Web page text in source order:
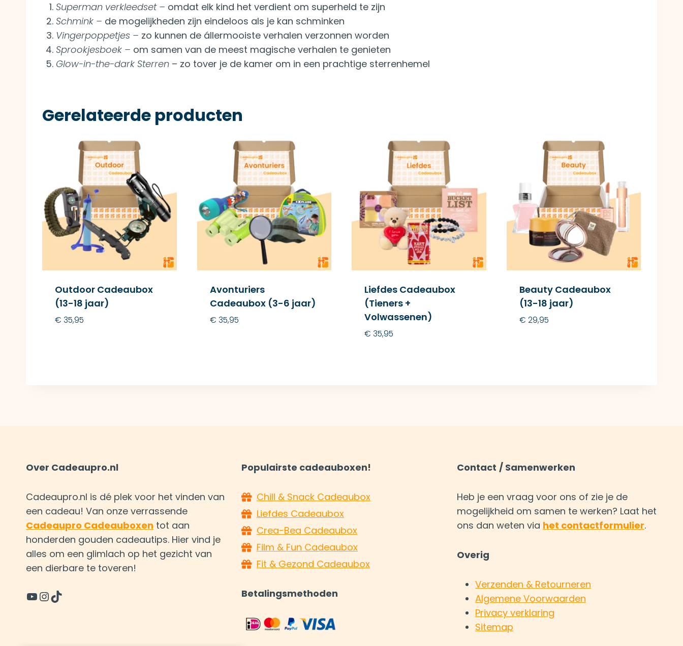
Superman verkleedset – omdat elk kind het verdient om superheld te zijn
Schmink – de mogelijkheden zijn eindeloos als je kan schminken
Vingerpoppetjes – zo kunnen de állermooiste verhalen verzonnen worden
Sprookjesboek – om samen van de meest magische verhalen te genieten
Glow-in-the-dark Sterren – zo tover je de kamer om in een prachtige sterrenhemel
Gerelateerde producten
Outdoor Cadeaubox
(13-18 jaar)
€ 35,95
Avonturiers
Cadeaubox (3-6 jaar)
€ 35,95
Liefdes Cadeaubox
(Tieners +
Volwassenen)
€ 35,95
Beauty Cadeaubox
(13-18 jaar)
€ 29,95
Over Cadeaupro.nl
Cadeaupro.nl is dé plek voor het vinden van
een cadeau! Van onze verrassende
Cadeaupro Cadeauboxen tot aan
honderden gouden cadeautips. Hier vind je
alles om een glimlach op het gezicht van
een dierbare te toveren!
YouTube
Instagram
TikTok
Populairste cadeauboxen!
Chill & Snack Cadeaubox
Liefdes Cadeaubox
Crea-Bea Cadeaubox
Film & Fun Cadeaubox
Fit & Gezond Cadeaubox
Betalingsmethoden
Contact / Samenwerken
Heb je een vraag voor ons of zie je de
mogelijkheid om samen te werken? Laat het
ons dan weten via het contactformulier.
Overig
Verzenden & Retourneren
Algemene Voorwaarden
Privacy verklaring
Sitemap